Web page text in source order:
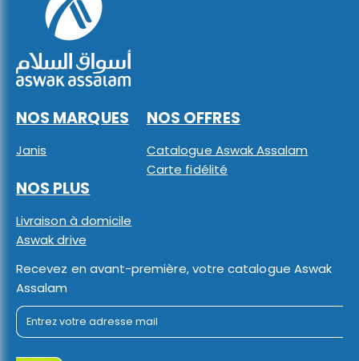
NOS MARQUES
Janis
NOS OFFRES
Catalogue Aswak Assalam
Carte fidélité
NOS PLUS
Livraison à domicile
Aswak drive
Recevez en avant-première, votre catalogue Aswak
Assalam